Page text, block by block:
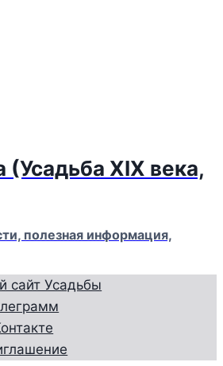
(Усадьба XIX века,
полезная информация,
сайт Усадьбы